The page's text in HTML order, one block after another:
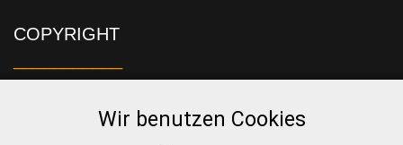
COPYRIGHT
Helbig. Ohne Genehmigung des Urhebers dürfen die
Wir benutzen Cookies